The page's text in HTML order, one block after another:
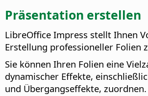
Präsentation erstellen
LibreOffice Impress stellt Ihnen
Erstellung professioneller Folien
Sie können Ihren Folien eine
dynamischer Effekte,
und Übergangseffekte, zuordnen.